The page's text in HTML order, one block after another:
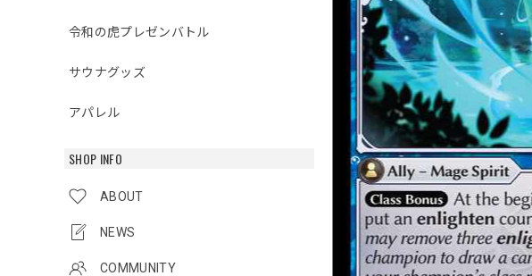
令和の虎プレゼンバトル
サウナグッズ
アパレル
SHOP INFO
ABOUT
NEWS
COMMUNITY